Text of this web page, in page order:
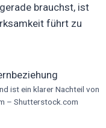
brauchst, ist
führt zu
ist ein klarer Nachteil von
– Shutterstock.com